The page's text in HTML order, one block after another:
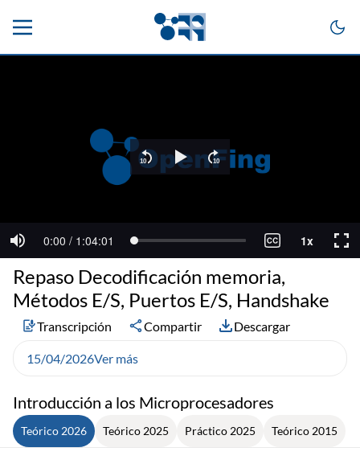
Introducción a los Microprocesadores
Teórico 2026 Teórico 2025 Práctico 2025 Teórico 2015
Repaso Decodificación memoria,
Métodos E/S, Puertos E/S, Handshake
Transcripción Compartir Descargar
15/04/2026Ver más